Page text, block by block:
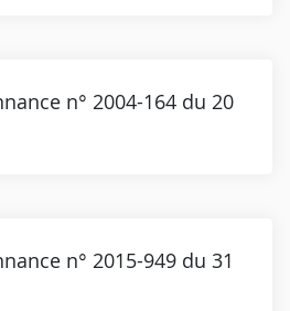
n° 2004-164 du 20
n° 2015-949 du 31